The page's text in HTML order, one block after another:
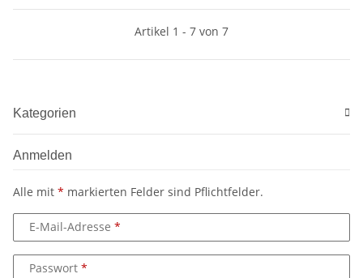
Artikel 1 - 7 von 7
Kategorien
Anmelden
Alle mit * markierten Felder sind Pflichtfelder.
E-Mail-Adresse
Passwort